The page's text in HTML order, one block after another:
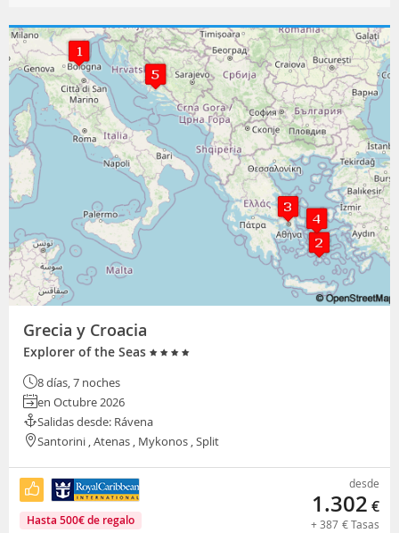
Grecia y Croacia
Explorer of the Seas
8 días, 7 noches
en Octubre 2026
Salidas desde: Rávena
Santorini , Atenas , Mykonos , Split
Hasta 500€de regalo
desde
1.302 €
+387 €Tasas